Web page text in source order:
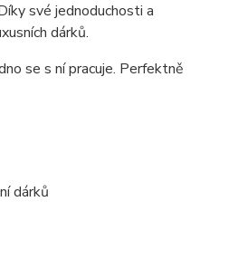
své jednoduchosti a
dárků.
se s ní pracuje. Perfektně
dárků